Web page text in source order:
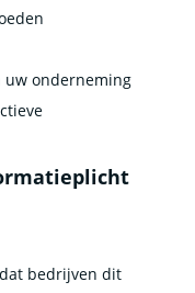
uw onderneming
bedrijven dit